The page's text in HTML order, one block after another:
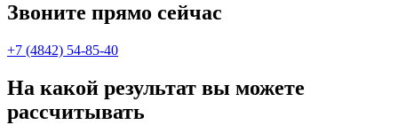
Звоните прямо сейчас
+7 (4842) 54-85-40
На какой результат вы можете
рассчитывать